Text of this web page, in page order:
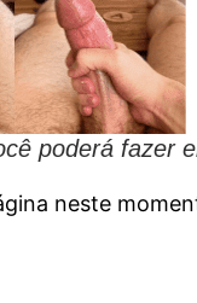
poderá fazer
neste